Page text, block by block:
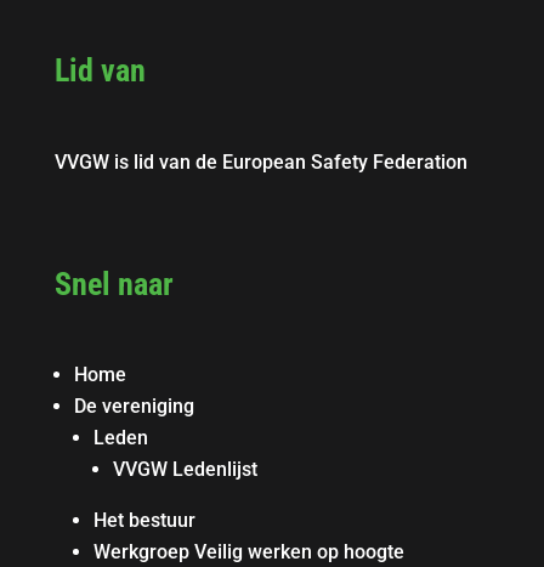
Lid van
VVGW is lid van de European Safety Federation
Snel naar
Home
De vereniging
Leden
VVGW Ledenlijst
Het bestuur
Werkgroep Veilig werken op hoogte